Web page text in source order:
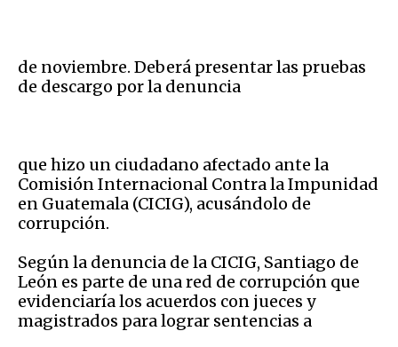
de noviembre. Deberá presentar las pruebas
de descargo por la denuncia
que hizo un ciudadano afectado ante la
Comisión Internacional Contra la Impunidad
en Guatemala (CICIG), acusándolo de
corrupción.
Según la denuncia de la CICIG, Santiago de
León es parte de una red de corrupción que
evidenciaría los acuerdos con jueces y
magistrados para lograr sentencias a